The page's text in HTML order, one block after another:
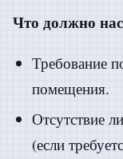
Что должно
Требование
помещения.
Отсутствие
(если